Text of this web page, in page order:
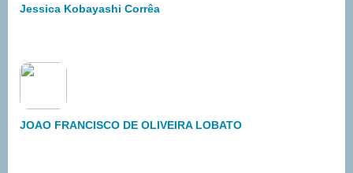
Jessica Kobayashi Corrêa
JOAO FRANCISCO DE OLIVEIRA LOBATO